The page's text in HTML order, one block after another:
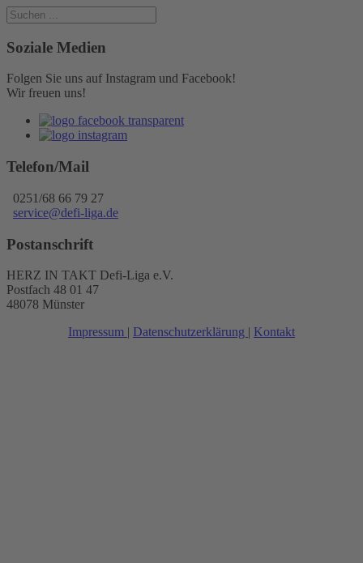
Soziale Medien
Folgen Sie uns auf Instagram und Facebook!
Wir freuen uns!
Telefon/Mail
0251/68 66 79 27
service@defi-liga.de
Postanschrift
HERZ IN TAKT Defi-Liga e.V.
Postfach 48 01 47
48078 Münster
Impressum | Datenschutzerklärung | Kontakt